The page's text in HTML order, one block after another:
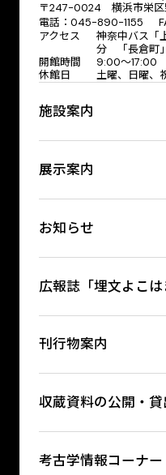
〒247-0024 横浜市栄区
電話：045-890-1155
アクセス
神奈中バス「
分 「長倉町
開館時間
9:00～17:00
休館日
土曜、日曜、
施設案内
展示案内
お知らせ
広報誌「埋文よこは
刊行物案内
収蔵資料の公開・貸
考古学情報コーナー